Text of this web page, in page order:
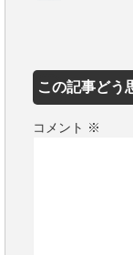
この記事どう
コメント ※